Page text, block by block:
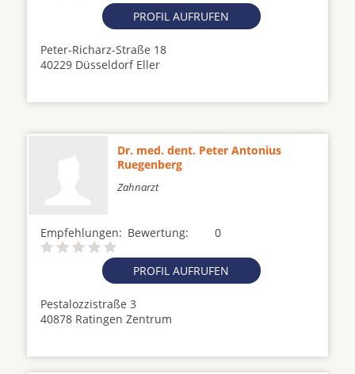
PROFIL AUFRUFEN
Peter-Richarz-Straße 18
40229 Düsseldorf Eller
Dr. med. dent. Peter Antonius
Ruegenberg
Zahnarzt
Empfehlungen: 0
Bewertung:
PROFIL AUFRUFEN
Pestalozzistraße 3
40878 Ratingen Zentrum